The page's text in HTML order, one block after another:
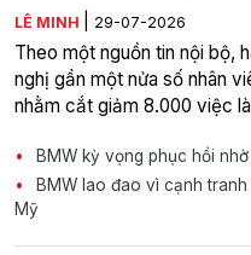
LÊ MINH 29-07-2026
Theo một nguồn tin nội bộ,
nghị gần một nửa số nhân
nhằm cắt giảm 8.000 việc
BMW kỳ vọng phục hồi
BMW lao đao vì cạnh
Mỹ